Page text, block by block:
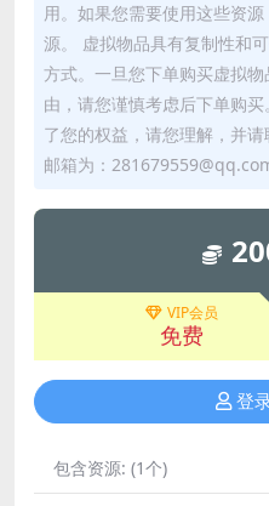
用。如果您需要使用这些资
源。 虚拟物品具有复制性和
方式。一旦您下单购买虚拟
由，请您谨慎考虑后下单购
了您的权益，请您理解，并
邮箱为：
VIP会员
免费
登
包含资源: (1个)